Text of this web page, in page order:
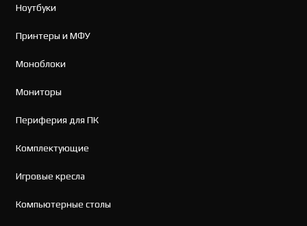
Ноутбуки
Принтеры и МФУ
Моноблоки
Мониторы
Периферия для ПК
Комплектующие
Игровые кресла
Компьютерные столы